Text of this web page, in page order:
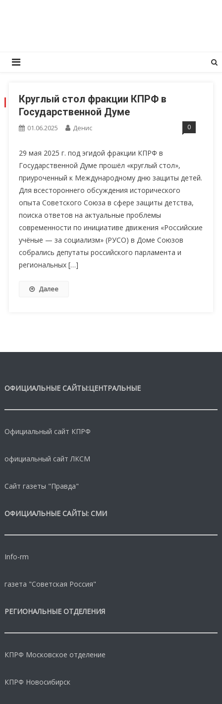
ДЕНЬ: 01.06.2025
Круглый стол фракции КПРФ в
Государственной Думе
01.06.2025 Денис 0
29 мая 2025 г. под эгидой фракции КПРФ в
Государственной Думе прошёл «круглый стол»,
приуроченный к Международному дню защиты детей.
Для всестороннего обсуждения исторического
опыта Советского Союза в сфере защиты детства,
поиска ответов на актуальные проблемы
современности по инициативе движения «Российские
учёные — за социализм» (РУСО) в Доме Союзов
собрались депутаты российского парламента и
региональных […]
Далее
ОФИЦИАЛЬНЫЕ САЙТЫ:ЦЕНТРАЛЬНЫЕ
Официальный сайт КПРФ
официальный сайт ЛКСМ
Сайт газеты "Правда"
ОФИЦИАЛЬНЫЕ САЙТЫ: СМИ
Info-rm
газета "Советская Россия"
РЕГИОНАЛЬНЫЕ ОТДЕЛЕНИЯ
КПРФ Московское отделение
КПРФ Новосибирск